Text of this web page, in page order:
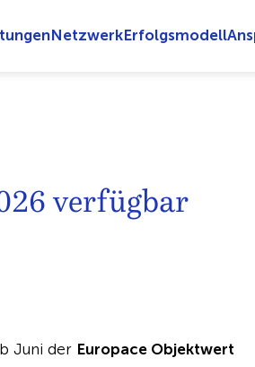
NetzwerkErfolgsmodell
verfügbar
Juni der Europace Objektwert